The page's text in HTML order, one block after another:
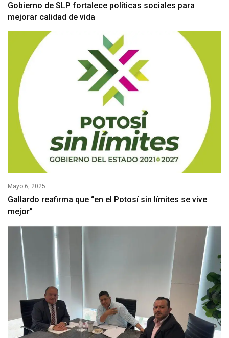
Gobierno de SLP fortalece políticas sociales para
mejorar calidad de vida
Mayo 6, 2025
Gallardo reafirma que “en el Potosí sin límites se vive
mejor”